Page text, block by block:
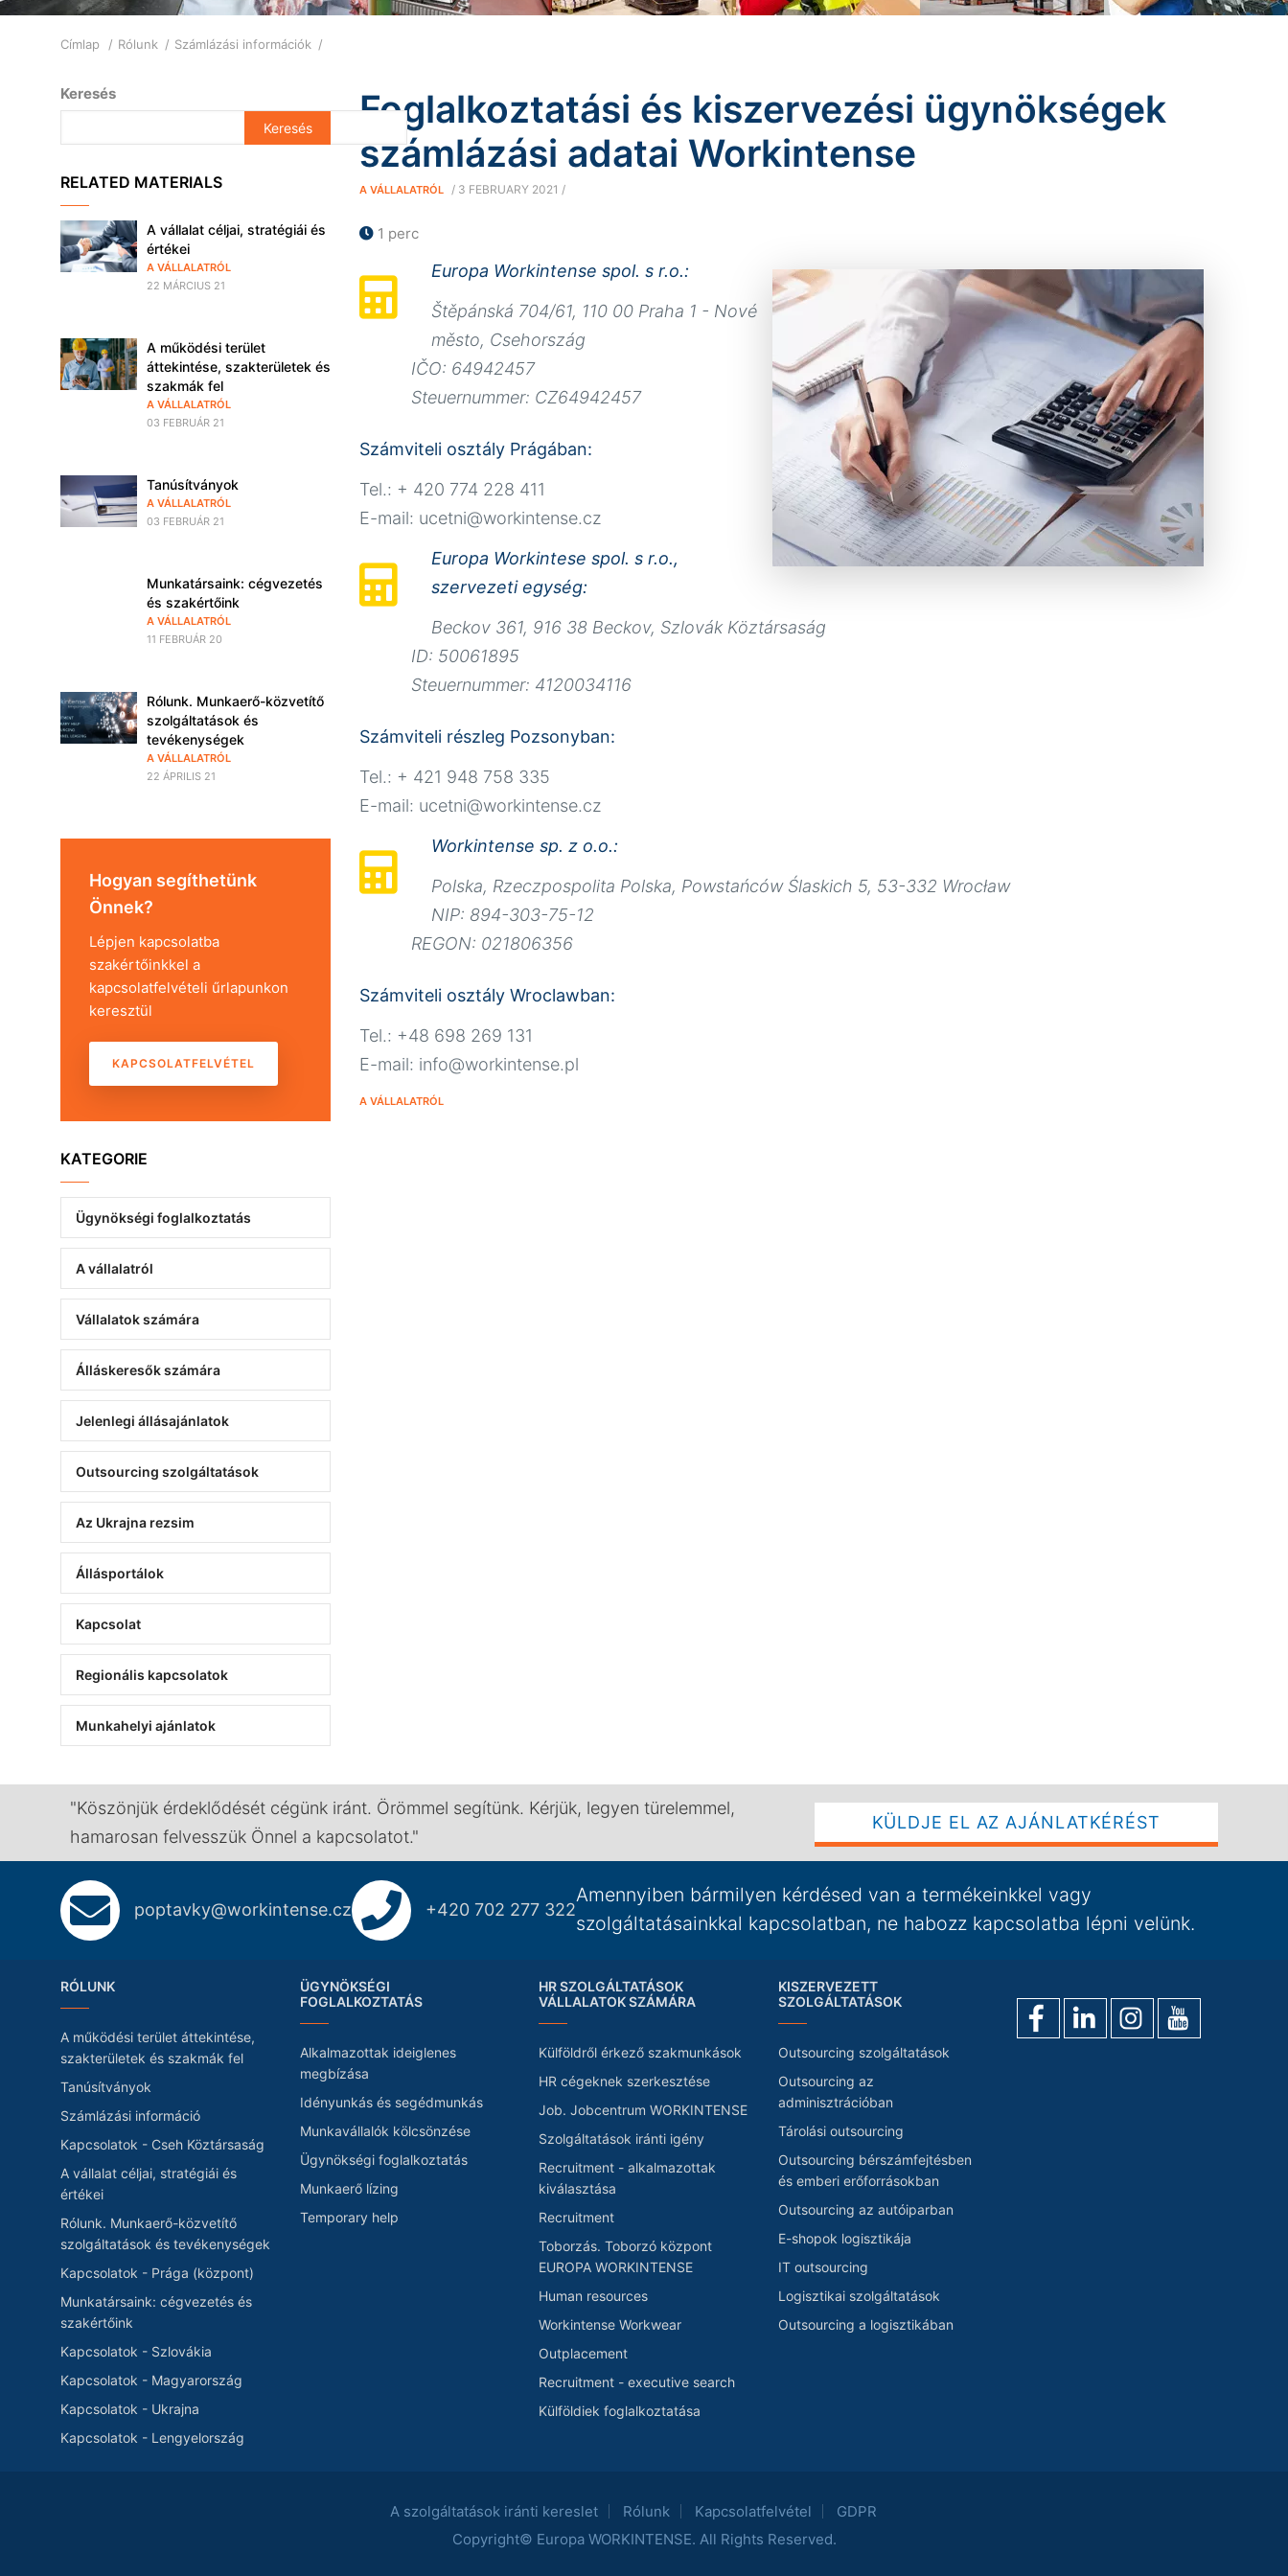
Morzsa
Címlap Rólunk Számlázási információk
Foglalkoztatási és kiszervezési ügynökségek
számlázási adatai Workintense
A VÁLLALATRÓL / 3 FEBRUARY 2021 /
1 perc
Europa Workintense spol. s r.o.:
Štěpánská 704/61, 110 00 Praha 1 - Nové
město, Csehország
IČO: 64942457
Steuernummer: CZ64942457
Számviteli osztály Prágában:
Tel.: + 420 774 228 411
E-mail: ucetni@workintense.cz
Europa Workintese spol. s r.o.,
szervezeti egység:
Beckov 361, 916 38 Beckov, Szlovák Köztársaság
ID: 50061895
Steuernummer: 4120034116
Számviteli részleg Pozsonyban:
Tel.: + 421 948 758 335
E-mail: ucetni@workintense.cz
Workintense sp. z o.o.:
Polska, Rzeczpospolita Polska, Powstańców Ślaskich 5, 53-332 Wrocław
NIP: 894-303-75-12
REGON: 021806356
Számviteli osztály Wroclawban:
Tel.: +48 698 269 131
E-mail: info@workintense.pl
A VÁLLALATRÓL
Keresés
RELATED MATERIALS
A vállalat céljai, stratégiái és
értékei
A VÁLLALATRÓL
22 MÁRCIUS 21
A működési terület
áttekintése, szakterületek és
szakmák fel
A VÁLLALATRÓL
03 FEBRUÁR 21
Tanúsítványok
A VÁLLALATRÓL
03 FEBRUÁR 21
Munkatársaink: cégvezetés
és szakértőink
A VÁLLALATRÓL
11 FEBRUÁR 20
Rólunk. Munkaerő-közvetítő
szolgáltatások és
tevékenységek
A VÁLLALATRÓL
22 ÁPRILIS 21
Hogyan segíthetünk
Önnek?
Lépjen kapcsolatba
szakértőinkkel a
kapcsolatfelvételi űrlapunkon
keresztül
KAPCSOLATFELVÉTEL
KATEGORIE
Ügynökségi foglalkoztatás
A vállalatról
Vállalatok számára
Álláskeresők számára
Jelenlegi állásajánlatok
Outsourcing szolgáltatások
Az Ukrajna rezsim
Állásportálok
Kapcsolat
Regionális kapcsolatok
Munkahelyi ajánlatok
"Köszönjük érdeklődését cégünk iránt. Örömmel segítünk. Kérjük, legyen türelemmel,
hamarosan felvesszük Önnel a kapcsolatot."
KÜLDJE EL AZ AJÁNLATKÉRÉST
poptavky@workintense.cz +420 702 277 322
Amennyiben bármilyen kérdésed van a termékeinkkel vagy
szolgáltatásainkkal kapcsolatban, ne habozz kapcsolatba lépni velünk.
RÓLUNK
A működési terület áttekintése,
szakterületek és szakmák fel
Tanúsítványok
Számlázási információ
Kapcsolatok - Cseh Köztársaság
A vállalat céljai, stratégiái és
értékei
Rólunk. Munkaerő-közvetítő
szolgáltatások és tevékenységek
Kapcsolatok - Prága (központ)
Munkatársaink: cégvezetés és
szakértőink
Kapcsolatok - Szlovákia
Kapcsolatok - Magyarország
Kapcsolatok - Ukrajna
Kapcsolatok - Lengyelország
ÜGYNÖKSÉGI
FOGLALKOZTATÁS
Alkalmazottak ideiglenes
megbízása
Idényunkás és segédmunkás
Munkavállalók kölcsönzése
Ügynökségi foglalkoztatás
Munkaerő lízing
Temporary help
HR SZOLGÁLTATÁSOK
VÁLLALATOK SZÁMÁRA
Külföldről érkező szakmunkások
HR cégeknek szerkesztése
Job. Jobcentrum WORKINTENSE
Szolgáltatások iránti igény
Recruitment - alkalmazottak
kiválasztása
Recruitment
Toborzás. Toborzó központ
EUROPA WORKINTENSE
Human resources
Workintense Workwear
Outplacement
Recruitment - executive search
Külföldiek foglalkoztatása
KISZERVEZETT
SZOLGÁLTATÁSOK
Outsourcing szolgáltatások
Outsourcing az
adminisztrációban
Tárolási outsourcing
Outsourcing bérszámfejtésben
és emberi erőforrásokban
Outsourcing az autóiparban
E-shopok logisztikája
IT outsourcing
Logisztikai szolgáltatások
Outsourcing a logisztikában
A szolgáltatások iránti kereslet Rólunk Kapcsolatfelvétel
GDPR
Copyright© Europa WORKINTENSE. All Rights Reserved.